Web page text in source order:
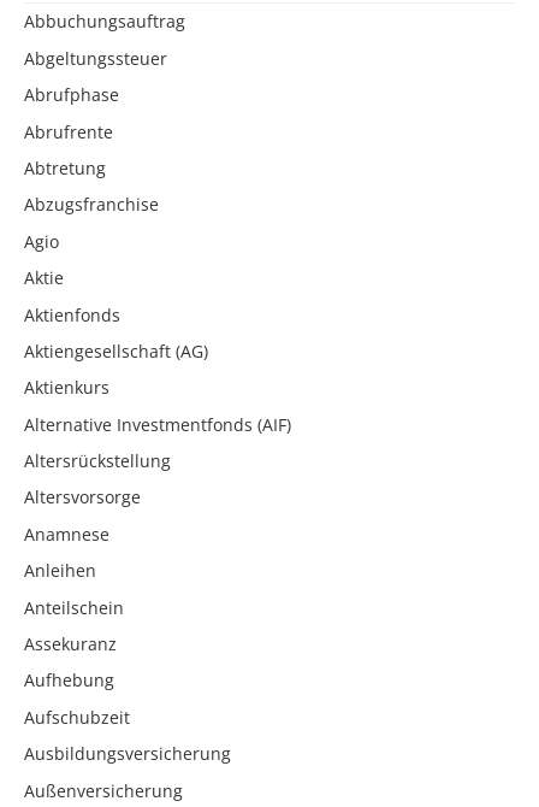
Abbuchungsauftrag
Abgeltungssteuer
Abrufphase
Abrufrente
Abtretung
Abzugsfranchise
Agio
Aktie
Aktienfonds
Aktiengesellschaft (AG)
Aktienkurs
Alternative Investmentfonds (AIF)
Altersrückstellung
Altersvorsorge
Anamnese
Anleihen
Anteilschein
Assekuranz
Aufhebung
Aufschubzeit
Ausbildungsversicherung
Außenversicherung